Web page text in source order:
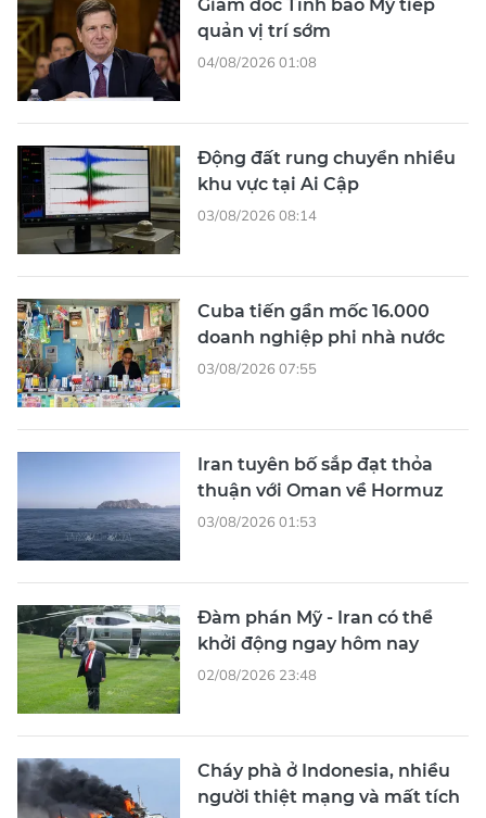
Giám đốc Tình báo Mỹ tiếp
quản vị trí sớm
04/08/2026 01:08
Động đất rung chuyển nhiều
khu vực tại Ai Cập
03/08/2026 08:14
Cuba tiến gần mốc 16.000
doanh nghiệp phi nhà nước
03/08/2026 07:55
Iran tuyên bố sắp đạt thỏa
thuận với Oman về Hormuz
03/08/2026 01:53
Đàm phán Mỹ - Iran có thể
khởi động ngay hôm nay
02/08/2026 23:48
Cháy phà ở Indonesia, nhiều
người thiệt mạng và mất tích